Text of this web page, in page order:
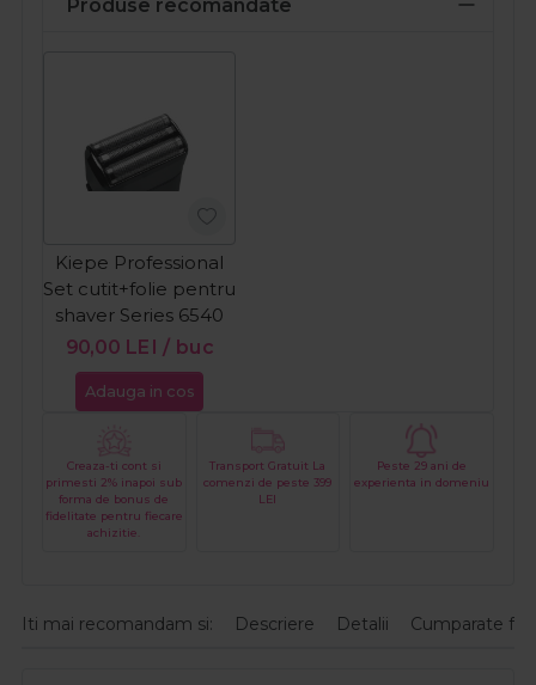
Produse recomandate
Kiepe Professional
Set cutit+folie pentru
shaver Series 6540
90,00 LEI / buc
Adauga in cos
Creaza-ti cont si
primesti 2% inapoi sub
forma de bonus de
fidelitate pentru fiecare
achizitie.
Transport Gratuit La
comenzi de peste 399
LEI
Peste 29 ani de
experienta in domeniu
Iti mai recomandam si: Descriere Detalii Cumparate